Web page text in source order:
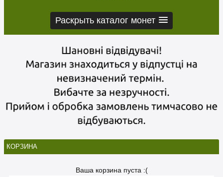
Раскрыть каталог монет
КОРЗИНА
Ваша корзина пуста :(